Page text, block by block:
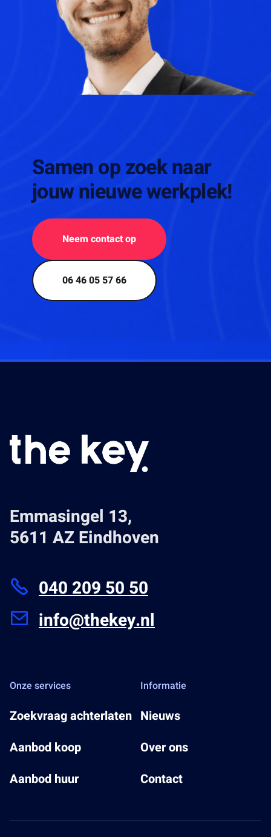
Samen op zoek naar
jouw nieuwe werkplek!
Neem contact op
06 46 05 57 66
Emmasingel 13,
5611 AZ Eindhoven
040 209 50 50
info@thekey.nl
Onze services
Zoekvraag achterlaten
Aanbod koop
Aanbod huur
Informatie
Nieuws
Over ons
Contact